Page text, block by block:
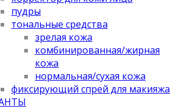
пудры
тональные средства
зрелая кожа
комбинированная/жирная
кожа
нормальная/cухая кожа
фиксирующий спрей для макияжа